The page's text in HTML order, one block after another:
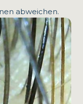
abweichen.